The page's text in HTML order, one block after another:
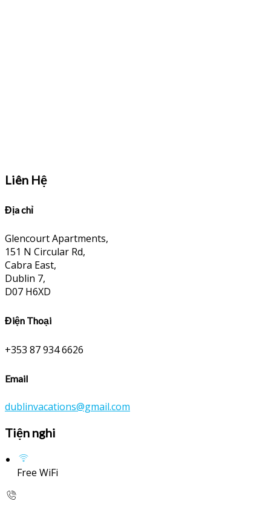
Liên Hệ
Địa chỉ
Glencourt Apartments,
151 N Circular Rd,
Cabra East,
Dublin 7,
D07 H6XD
Điện Thoại
+353 87 934 6626
Email
dublinvacations@gmail.com
Tiện nghi
Free WiFi